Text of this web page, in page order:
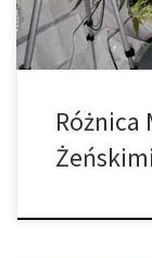
Różnica